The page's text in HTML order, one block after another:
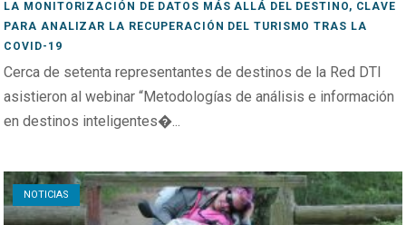
LA MONITORIZACIÓN DE DATOS MÁS ALLÁ DEL DESTINO, CLAVE
PARA ANALIZAR LA RECUPERACIÓN DEL TURISMO TRAS LA
COVID-19
Cerca de setenta representantes de destinos de la Red DTI
asistieron al webinar “Metodologías de análisis e información
en destinos inteligentes�...
NOTICIAS
Open post